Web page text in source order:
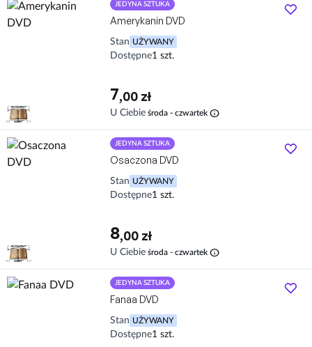
JEDYNA SZTUKA
Amerykanin DVD
Stan UŻYWANY
Dostępne1 szt.
7,00 zł
U Ciebie środa - czwartek info
JEDYNA SZTUKA
Osaczona DVD
Stan UŻYWANY
Dostępne1 szt.
8,00 zł
U Ciebie środa - czwartek info
JEDYNA SZTUKA
Fanaa DVD
Stan UŻYWANY
Dostępne1 szt.